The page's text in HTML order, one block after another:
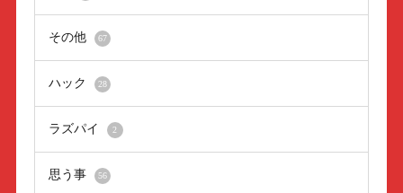
その他 67
ハック 28
ラズパイ 2
思う事 56